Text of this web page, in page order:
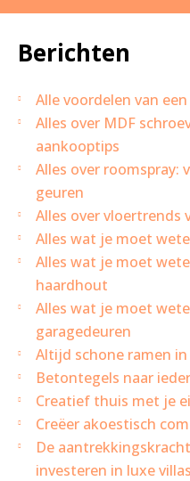
Berichten
Alle voordelen van
Alles over MDF
aankooptips
Alles over roomspray:
geuren
Alles over vloertrends
Alles wat je moet
Alles wat je moet
haardhout
Alles wat je moet
garagedeuren
Altijd schone ramen
Betontegels naar
Creatief thuis met je
Creëer akoestisch
De
investeren in luxe villas